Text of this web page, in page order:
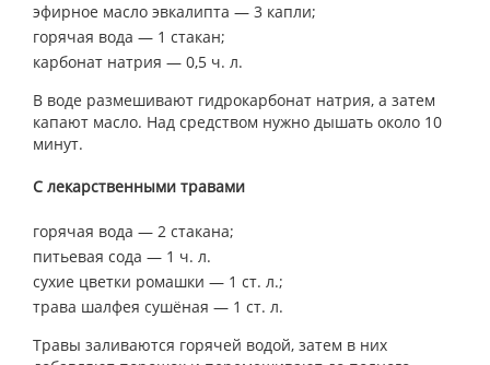
эфирное масло эвкалипта — 3 капли;
горячая вода — 1 стакан;
карбонат натрия — 0,5 ч. л.
В воде размешивают гидрокарбонат натрия, а затем
капают масло. Над средством нужно дышать около 10
минут.
С лекарственными травами
горячая вода — 2 стакана;
питьевая сода — 1 ч. л.
сухие цветки ромашки — 1 ст. л.;
трава шалфея сушёная — 1 ст. л.
Травы заливаются горячей водой, затем в них